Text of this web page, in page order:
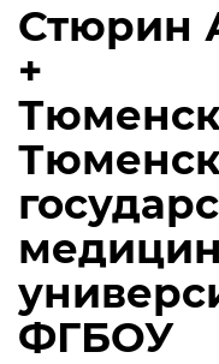
Стюрин
+
ФГБОУ